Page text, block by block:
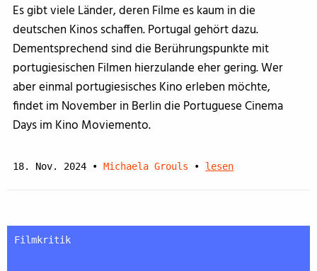
Es gibt viele Länder, deren Filme es kaum in die
deutschen Kinos schaffen. Portugal gehört dazu.
Dementsprechend sind die Berührungspunkte mit
portugiesischen Filmen hierzulande eher gering. Wer
aber einmal portugiesisches Kino erleben möchte,
findet im November in Berlin die Portuguese Cinema
Days im Kino Moviemento.
18. Nov. 2024 • Michaela Grouls • lesen
Filmkritik